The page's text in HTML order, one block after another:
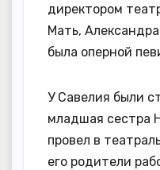
директором
Мать,
была оперной
У Савелия были
младшая сестра
провел в
его родители